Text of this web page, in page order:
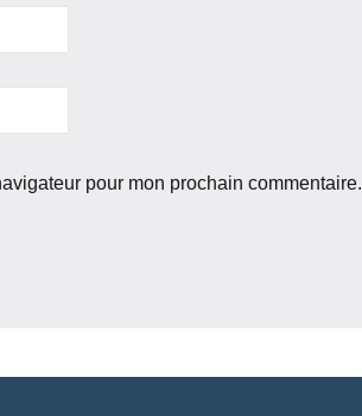
pour mon prochain commentaire.